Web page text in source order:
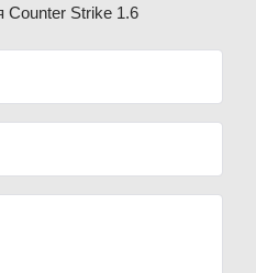
Counter Strike 1.6